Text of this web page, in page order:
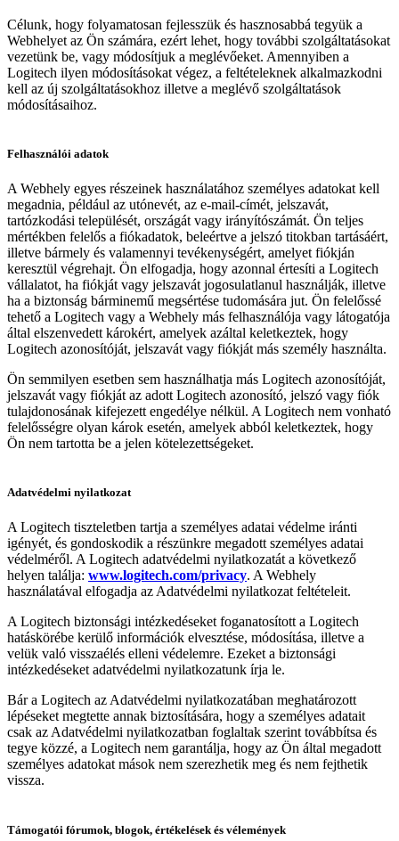
Célunk, hogy folyamatosan fejlesszük és hasznosabbá tegyük a
Webhelyet az Ön számára, ezért lehet, hogy további szolgáltatásokat
vezetünk be, vagy módosítjuk a meglévőeket. Amennyiben a
Logitech ilyen módosításokat végez, a feltételeknek alkalmazkodni
kell az új szolgáltatásokhoz illetve a meglévő szolgáltatások
módosításaihoz.
Felhasználói adatok
A Webhely egyes részeinek használatához személyes adatokat kell
megadnia, például az utónevét, az e-mail-címét, jelszavát,
tartózkodási települését, országát vagy irányítószámát. Ön teljes
mértékben felelős a fiókadatok, beleértve a jelszó titokban tartásáért,
illetve bármely és valamennyi tevékenységért, amelyet fiókján
keresztül végrehajt. Ön elfogadja, hogy azonnal értesíti a Logitech
vállalatot, ha fiókját vagy jelszavát jogosulatlanul használják, illetve
ha a biztonság bárminemű megsértése tudomására jut. Ön felelőssé
tehető a Logitech vagy a Webhely más felhasználója vagy látogatója
által elszenvedett károkért, amelyek azáltal keletkeztek, hogy
Logitech azonosítóját, jelszavát vagy fiókját más személy használta.
Ön semmilyen esetben sem használhatja más Logitech azonosítóját,
jelszavát vagy fiókját az adott Logitech azonosító, jelszó vagy fiók
tulajdonosának kifejezett engedélye nélkül. A Logitech nem vonható
felelősségre olyan károk esetén, amelyek abból keletkeztek, hogy
Ön nem tartotta be a jelen kötelezettségeket.
Adatvédelmi nyilatkozat
A Logitech tiszteletben tartja a személyes adatai védelme iránti
igényét, és gondoskodik a részünkre megadott személyes adatai
védelméről. A Logitech adatvédelmi nyilatkozatát a következő
helyen találja: www.logitech.com/privacy. A Webhely
használatával elfogadja az Adatvédelmi nyilatkozat feltételeit.
A Logitech biztonsági intézkedéseket foganatosított a Logitech
hatáskörébe kerülő információk elvesztése, módosítása, illetve a
velük való visszaélés elleni védelemre. Ezeket a biztonsági
intézkedéseket adatvédelmi nyilatkozatunk írja le.
Bár a Logitech az Adatvédelmi nyilatkozatában meghatározott
lépéseket megtette annak biztosítására, hogy a személyes adatait
csak az Adatvédelmi nyilatkozatban foglaltak szerint továbbítsa és
tegye közzé, a Logitech nem garantálja, hogy az Ön által megadott
személyes adatokat mások nem szerezhetik meg és nem fejthetik
vissza.
Támogatói fórumok, blogok, értékelések és vélemények